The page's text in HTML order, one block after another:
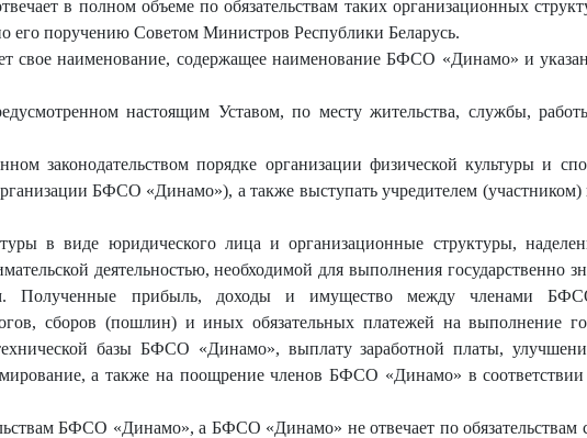
в полном объеме по обязательствам таких организационных
его поручению Советом Министров Республики Беларусь.
свое наименование, содержащее наименование БФСО «Динамо» и
настоящим Уставом, по месту жительства, службы,
законодательством порядке организации физической культуры и
БФСО «Динамо»), а также выступать учредителем
в виде юридического лица и организационные структуры,
деятельностью, необходимой для выполнения государственно
Полученные прибыль, доходы и имущество между членами
сборов (пошлин) и иных обязательных платежей на выполнение
базы БФСО «Динамо», выплату заработной платы,
а также на поощрение членов БФСО «Динамо» в
БФСО «Динамо», а БФСО «Динамо» не отвечает по обязательствам